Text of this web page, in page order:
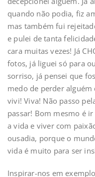
quando não podia, fiz
mas também fui
e pulei de tanta
cara muitas vezes! Já
fotos, já liguei só para
sorriso, já pensei que
medo de perder alguém
vivi! Viva! Não passo
passar! Bom mesmo é
a vida e viver com
ousadia, porque o
vida é muito para ser
Inspirar-nos em